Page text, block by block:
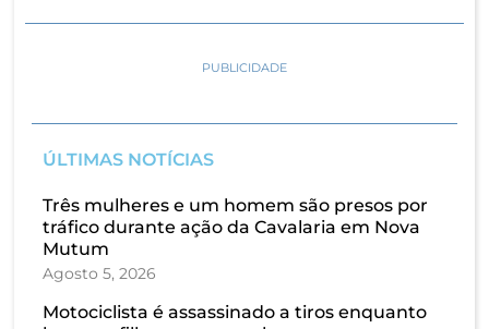
PUBLICIDADE
ÚLTIMAS NOTÍCIAS
Três mulheres e um homem são presos por
tráfico durante ação da Cavalaria em Nova
Mutum
Agosto 5, 2026
Motociclista é assassinado a tiros enquanto